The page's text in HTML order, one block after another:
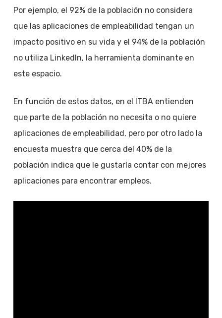
Por ejemplo, el 92% de la población no considera
que las aplicaciones de empleabilidad tengan un
impacto positivo en su vida y el 94% de la población
no utiliza LinkedIn, la herramienta dominante en
este espacio.
En función de estos datos, en el ITBA entienden
que parte de la población no necesita o no quiere
aplicaciones de empleabilidad, pero por otro lado la
encuesta muestra que cerca del 40% de la
población indica que le gustaría contar con mejores
aplicaciones para encontrar empleos.